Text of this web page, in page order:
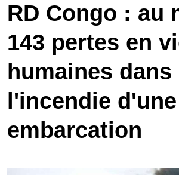
RD Congo : au
143 pertes en
humaines dans
l'incendie d'une
embarcation